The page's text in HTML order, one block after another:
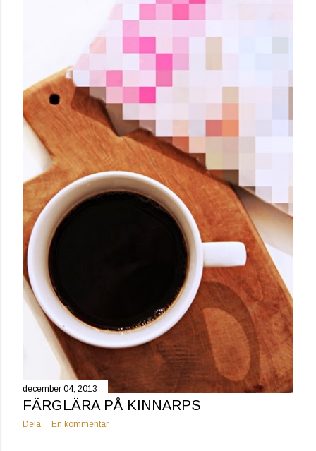
december 04, 2013
FÄRGLÄRA PÅ KINNARPS
Dela En kommentar